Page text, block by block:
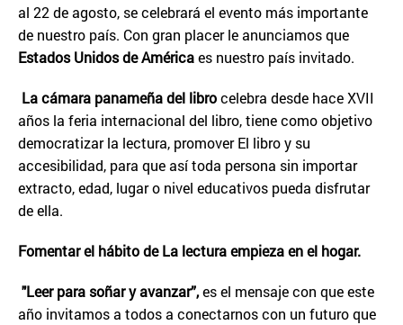
al 22 de agosto, se celebrará el evento más importante
de nuestro país. Con gran placer le anunciamos que
Estados Unidos de Américaes nuestro país invitado.
La cámara panameña del librocelebra desde hace XVII
años la feria internacional del libro, tiene como objetivo
democratizar la lectura, promover El libro y su
accesibilidad, para que así toda persona sin importar
extracto, edad, lugar o nivel educativos pueda disfrutar
de ella.
Fomentar el hábito de La lectura empieza en el hogar.
"Leer para soñar y avanzar”,es el mensaje con que este
año invitamos a todos a conectarnos con un futuro que